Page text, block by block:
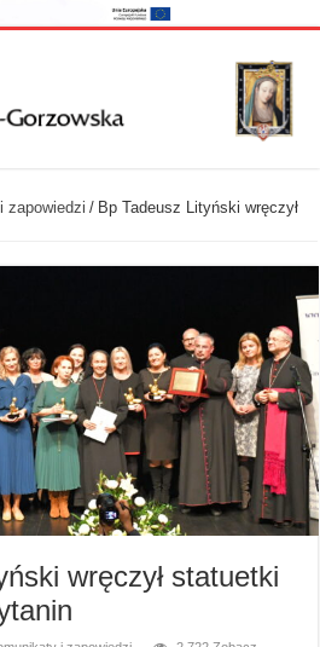
zapowiedzi / Bp Tadeusz Lityński wręczył
wręczył statuetki